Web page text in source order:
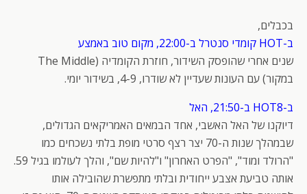
בכבלים,
ב-HOT קומדי סנטרל ב-22:00, מקום טוב באמצע
שנים אחרי שהופסק השידור, חוזרת הקומדיה (The Middle
במקור) עם העונות שעדיין לא שודרו, 4-9, בשידור יומי.
ב-HOT8 ב-21:50, האל
דיוקנו של האל האשבי, אחד הבמאים האמריקאים הגדולים,
שבמהלך שנות ה-70 יצר רצף סרטי מופת בלתי נשכחים כמו
"הרולד ומוד", "הפרט האחרון" ו"להיות שם", והלך לעולמו בגיל 59.
אותה טביעת אצבע ייחודית ובלתי מתפשרת שהובילה אותו